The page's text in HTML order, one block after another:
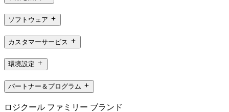
ソフトウェア
カスタマーサービス
環境設定
パートナー＆プログラム
ロジクール ファミリー ブランド